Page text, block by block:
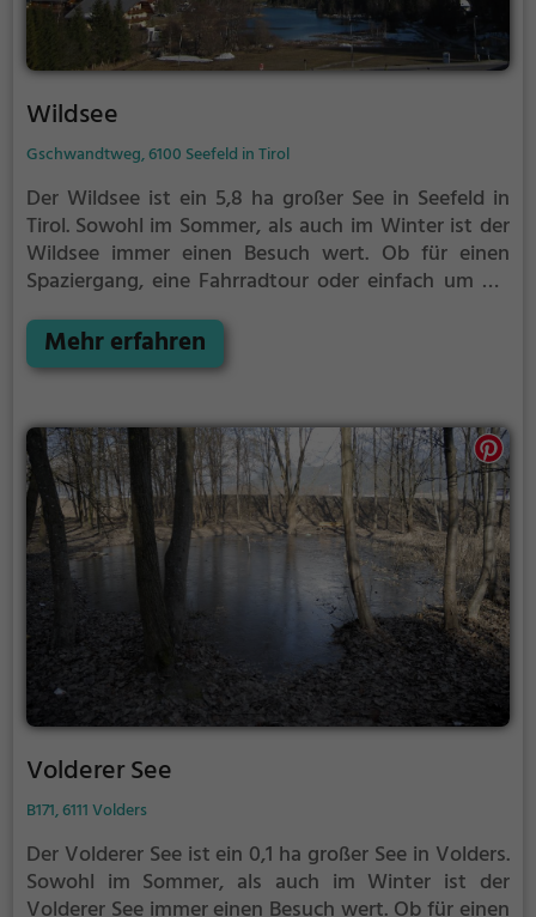
Wildsee
Gschwandtweg, 6100 Seefeld in Tirol
Der Wildsee ist ein 5,8 ha großer See in Seefeld in
Tirol. Sowohl im Sommer, als auch im Winter ist der
Wildsee immer einen Besuch wert. Ob für einen
Spaziergang, eine Fahrradtour oder einfach um die
Möglichkeiten für Freizeitaktivitäten.
Mehr erfahren
Volderer See
B171, 6111 Volders
Der Volderer See ist ein 0,1 ha großer See in Volders.
Sowohl im Sommer, als auch im Winter ist der
Volderer See immer einen Besuch wert. Ob für einen